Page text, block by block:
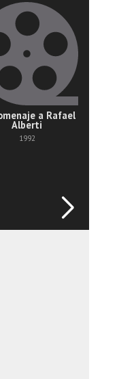
a Rafael
Alberti
1992